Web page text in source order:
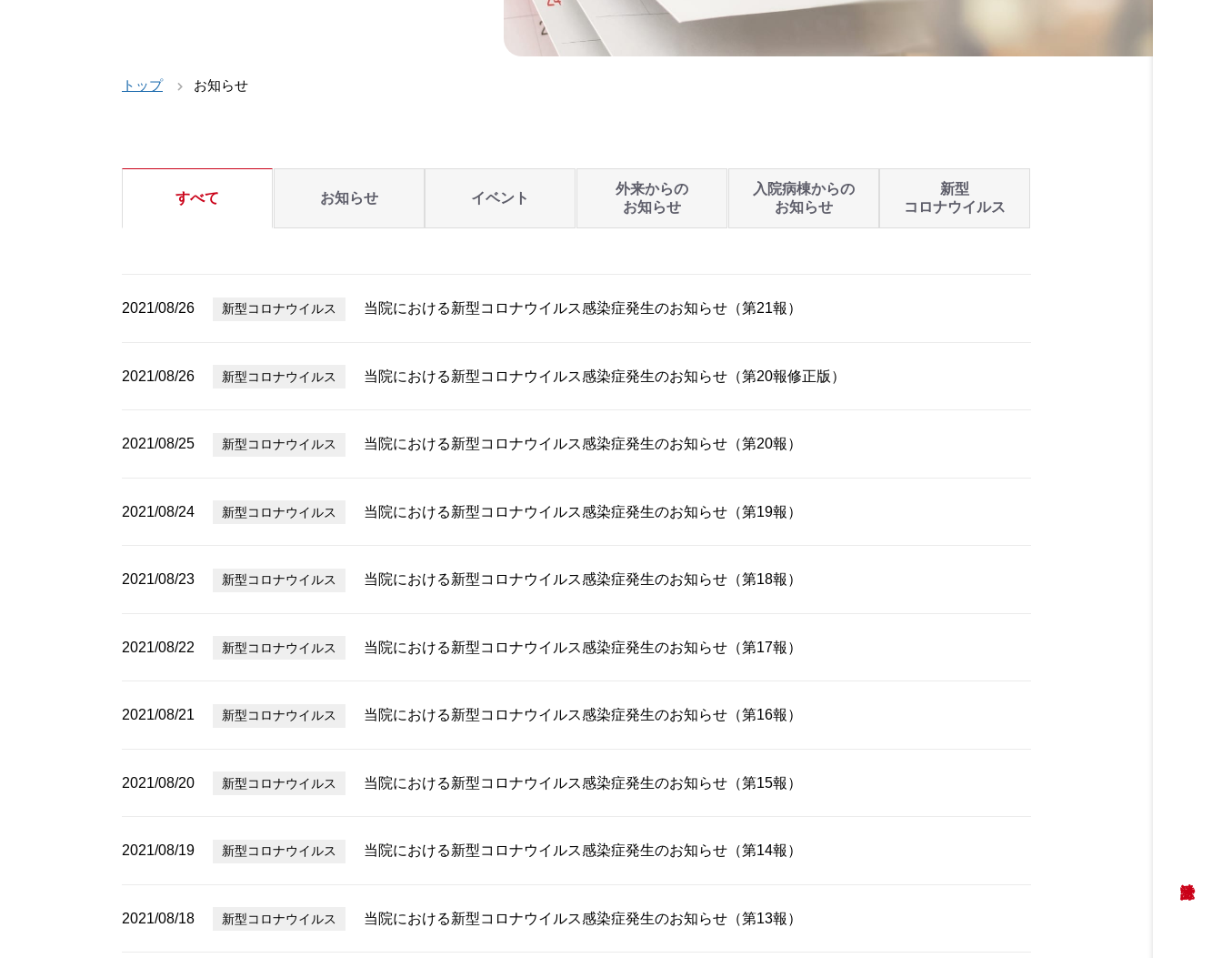
トップ お知らせ
すべて お知らせ イベント
外来からの
お知らせ
入院病棟からの
お知らせ
新型
コロナウイルス
2021/08/26 新型コロナウイルス 当院における新型コロナウイルス感染症発生のお知らせ（第21報）
2021/08/26 新型コロナウイルス 当院における新型コロナウイルス感染症発生のお知らせ（第20報修正版）
2021/08/25 新型コロナウイルス 当院における新型コロナウイルス感染症発生のお知らせ（第20報）
2021/08/24 新型コロナウイルス 当院における新型コロナウイルス感染症発生のお知らせ（第19報）
2021/08/23 新型コロナウイルス 当院における新型コロナウイルス感染症発生のお知らせ（第18報）
2021/08/22 新型コロナウイルス 当院における新型コロナウイルス感染症発生のお知らせ（第17報）
2021/08/21 新型コロナウイルス 当院における新型コロナウイルス感染症発生のお知らせ（第16報）
2021/08/20 新型コロナウイルス 当院における新型コロナウイルス感染症発生のお知らせ（第15報）
2021/08/19 新型コロナウイルス 当院における新型コロナウイルス感染症発生のお知らせ（第14報）
2021/08/18 新型コロナウイルス 当院における新型コロナウイルス感染症発生のお知らせ（第13報）